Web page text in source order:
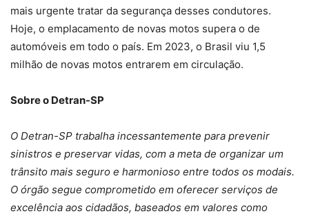
mais urgente tratar da segurança desses condutores.
Hoje, o emplacamento de novas motos supera o de
automóveis em todo o país. Em 2023, o Brasil viu 1,5
milhão de novas motos entrarem em circulação.
Sobre o Detran-SP
O Detran-SP trabalha incessantemente para prevenir
sinistros e preservar vidas, com a meta de organizar um
trânsito mais seguro e harmonioso entre todos os modais.
O órgão segue comprometido em oferecer serviços de
excelência aos cidadãos, baseados em valores como